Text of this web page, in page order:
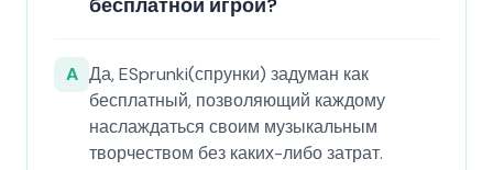
бесплатной игрой?
A Да, ESprunki(спрунки) задуман как
бесплатный, позволяющий каждому
наслаждаться своим музыкальным
творчеством без каких-либо затрат.